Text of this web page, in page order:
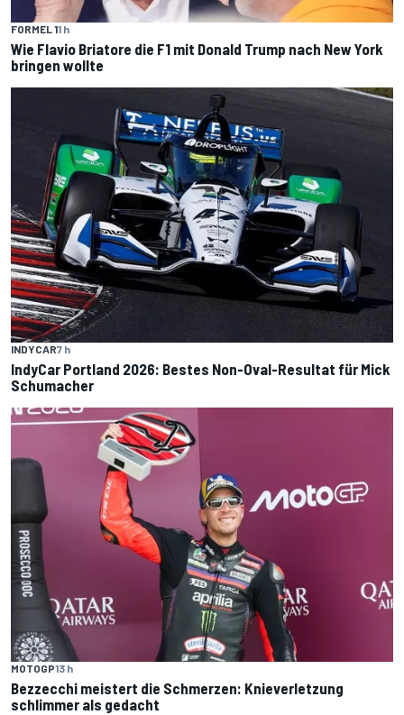
FORMEL 11 h
Wie Flavio Briatore die F1 mit Donald Trump nach New York
bringen wollte
INDYCAR7 h
IndyCar Portland 2026: Bestes Non-Oval-Resultat für Mick
Schumacher
MOTOGP13 h
Bezzecchi meistert die Schmerzen: Knieverletzung
schlimmer als gedacht